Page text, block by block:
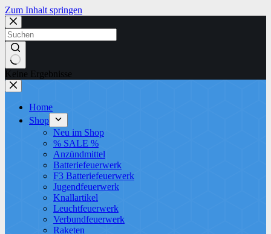
Zum Inhalt springen
Keine Ergebnisse
Home
Shop
Neu im Shop
% SALE %
Anzündmittel
Batteriefeuerwerk
F3 Batteriefeuerwerk
Jugendfeuerwerk​
Knallartikel
Leuchtfeuerwerk​
Verbundfeuerwerk
Raketen